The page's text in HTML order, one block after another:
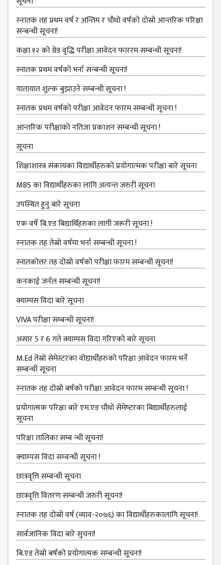
PROGRAMS
& POLICIES
FEE
STRUCTURE
METHODS &
REGULATION
KMC INTAKE
CAPACITY
RESULT
REPORTS &
PUBLICATION
AUDIT
REPORT
ANNUAL
REPORT
TRACER
STUDY
REPORT
JOURNAL &
BULLETIN
BROCHURE
PROSPECTUS
CURRICULUM &
SYLLABUS
MANAGEMENT(BBS)
BBS FIRST YEAR
BBS SECOND YEAR
BBS THIRD YEAR
BBS FOURTH YEAR
HUMANITIES (BA)
BA FIRST YEAR
BA SECOND YEAR
BA THIRD YEAR
स्‍नातक तह प्रथम वर्ष र अन्तिम र चौथो वर्षको दोस्रो आन्‍तरिक परिक्षा
सन्बन्धी सूचना!
कक्षा १२ को ग्रेड वृद्धि परीक्षा आवेदन फाररम सम्बन्धी सूचना!
स्नातक प्रथम वर्षको भर्ना सन्बन्धी सूचना!
यातायात शुल्‍क बुझाउने सम्बन्धी सूचना !
स्नातक प्रथम वर्षको परीक्षा आवेदन फारम सम्बन्धी सूचना !
आन्तरिक परीक्षाको नतिजा प्रकाशन सम्बन्धी सूचना !
सूचना
शिक्षाशास्त्र संकायका विद्यार्थीहरुको प्रयोगात्‍मक परीक्षा बारे सूचना
MBS का विद्यार्थीहरुका लागि अत्यन्त जरुरी सूचना
उपस्थित हुनु बारे सूचना
एक वर्षे बि.एड बिद्यार्थिहरुका लागी जरूरी सूचना !
स्‍नातक तह तेस्रो वर्षमा भर्ना सम्बन्धी सूचना !
स्नातकोत्तर तह दोस्रो वर्षको परीक्षा फारम सम्बन्धी सूचना!
कनकाई जर्नल सम्बन्धी सूचना!
क्याम्पस विदा बारे सूचना
VIVA परीक्षा सम्बन्‍धी सूचना!
असार 5 र 6 गते क्याम्पस विदा गरिएको बारे सूचना
M.Ed तेस्रो सेमेस्टरका वोद्यार्थीहरुको परिक्षा आवेदन फारम भर्ने
सम्बन्धी सूचना
स्‍नातक तह दोस्रो बर्षको परीक्षा आवेदन फारम सम्बन्धी सूचना !
प्रयोगात्मक परिक्षा बारे एम.एड चौथो सेमेष्‍टरका बिद्यार्थीहरुलाई
सूचना
परिक्षा तालिका सम्ब न्धी सूचना!
क्‍याम्‍पस विदा सम्‍वन्‍धी सूचना !
छात्रवृत्ति सम्बन्धी सूचना
छात्रवृत्ति वितरण सम्बन्धी जरुरी सूचना!
स्‍नातक तह दोस्रो वर्ष (व्याव-२०७६) का विद्यार्थीहरुकालागि सूचना!
सार्वजानिक विदा बारे सुचना!
बि.एड तेस्रो बर्षको प्रयोगात्मक सम्बन्धी सूचना!